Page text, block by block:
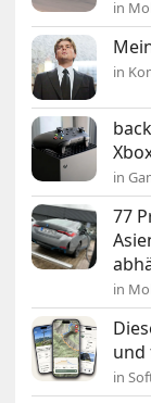
in
in
in
77
in
und
in